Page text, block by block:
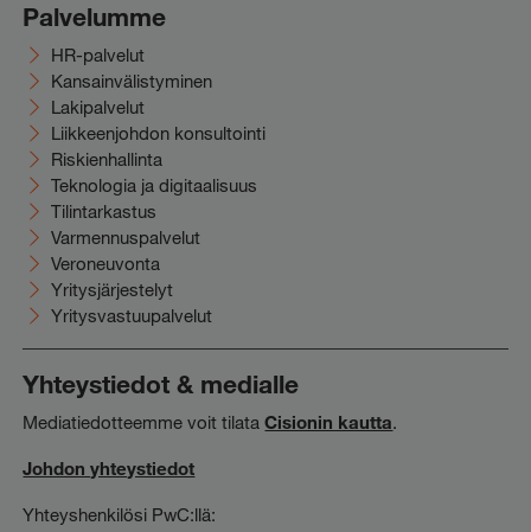
Palvelumme
HR-palvelut
Kansainvälistyminen
Lakipalvelut
Liikkeenjohdon konsultointi
Riskienhallinta
Teknologia ja digitaalisuus
Tilintarkastus
Varmennuspalvelut
Veroneuvonta
Yritysjärjestelyt
Yritysvastuupalvelut
Yhteystiedot & medialle
Mediatiedotteemme voit tilataCisionin kautta.
Johdon yhteystiedot
Yhteyshenkilösi PwC:llä: